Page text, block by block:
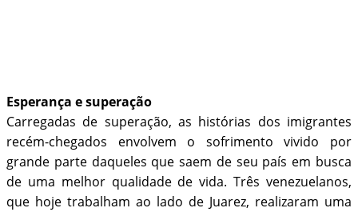
Esperança e superação
Carregadas de superação, as histórias dos imigrantes
recém-chegados envolvem o sofrimento vivido por
grande parte daqueles que saem de seu país em busca
de uma melhor qualidade de vida. Três venezuelanos,
que hoje trabalham ao lado de Juarez, realizaram uma